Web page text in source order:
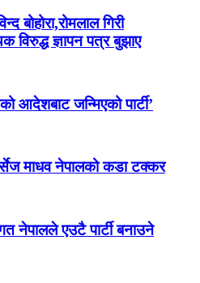
बोहोरा,रोमलाल गिरी
विरुद्ध ज्ञापन पत्र बुझाए
आदेशबाट जन्मिएको पार्टी’
माधव नेपालको कडा टक्कर
नेपालले एउटै पार्टी बनाउने